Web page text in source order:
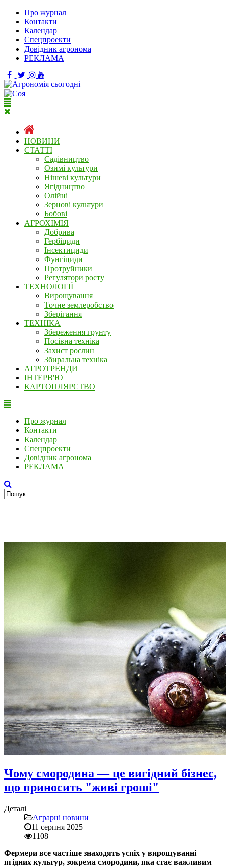
Про журнал
Контакти
Календар
Спецпроекти
Довідник агронома
РЕКЛАМА
НОВИНИ
СТАТТІ
Садівництво
Озимі культури
Нішеві культури
Ягідництво
Олійні
Зернові культури
Бобові
АГРОХІМІЯ
Добрива
Гербіциди
Інсектициди
Фунгіциди
Протруйники
Регулятори росту
ТЕХНОЛОГІЇ
Вирощування
Точне землеробство
Зберігання
ТЕХНІКА
Збереження грунту
Посівна техніка
Захист рослин
Збиральна техніка
АГРОТРЕНДИ
ІНТЕРВ'Ю
КАРТОПЛЯРСТВО
Про журнал
Контакти
Календар
Спецпроекти
Довідник агронома
РЕКЛАМА
Чому смородина — це вигідний бізнес,
що приносить "живі гроші"
Деталі
Аграрні новини
11 серпня 2025
1108
Фермери все частіше знаходять успіх у вирощуванні
ягідних культур, зокрема смородини, яка стає важливим